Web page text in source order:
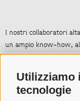
Utilizziamo
tecnologie
Parco giochi, caletta
Miniclub e angolo per i
Buffet Restaurant
front cooking, Hotelbar
I nostri collaboratori
un ampio know-how,
mette in
dell’industria turistica
servizio a tutto tondo
turistici.